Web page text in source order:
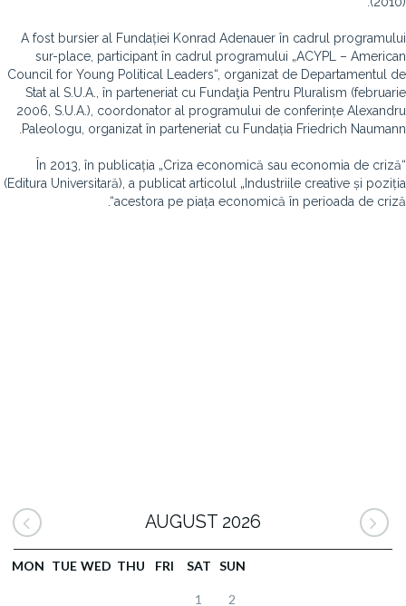
A fost bursier al Fundației Konrad Adenauer în cadrul programului
sur-place, participant în cadrul programului „ACYPL – American
Council for Young Political Leaders“, organizat de Departamentul de
Stat al S.U.A., în parteneriat cu Fundaţia Pentru Pluralism (februarie
2006, S.U.A.), coordonator al programului de conferințe Alexandru
Paleologu, organizat în parteneriat cu Fundația Friedrich Naumann.
În 2013, în publicația „Criza economică sau economia de criză“
(Editura Universitară), a publicat articolul „Industriile creative și poziția
acestora pe piața economică în perioada de criză“.
AUGUST 2026
MON TUE WED THU FRI SAT SUN
1 2